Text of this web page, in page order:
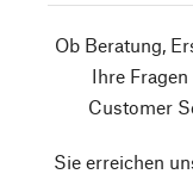
Ob Beratung,
Ihre
Customer
Sie erreichen